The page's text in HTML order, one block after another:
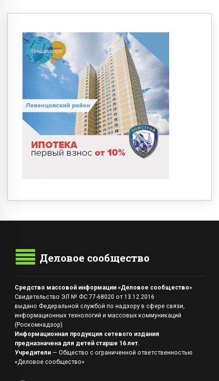
Деловое сообщество
Средство массовой информации «Деловое сообщество»
Свидетельство ЭЛ № ФС 77-68020 от 13.12.2016
выдано Федеральной службой по надзору в сфере связи,
информационных технологий и массовых коммуникаций
(Роскомнадзор)
Информационная продукция сетевого издания
предназначена для детей старше 16 лет.
Учредители — Общество с ограниченной ответственностью
«Деловое сообщество»